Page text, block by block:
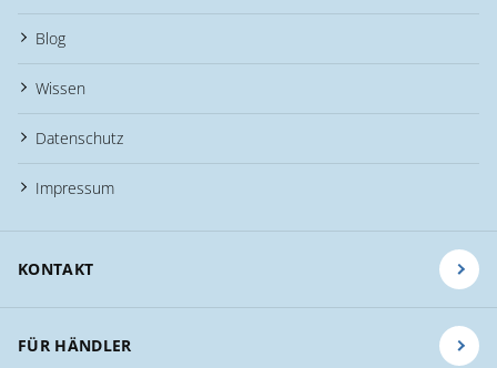
Blog
Wissen
Datenschutz
Impressum
KONTAKT
FÜR HÄNDLER